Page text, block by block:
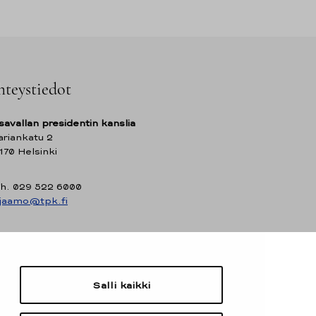
Salli kaikki
presidentin kanslia
2
Helsinki
029 522 6000